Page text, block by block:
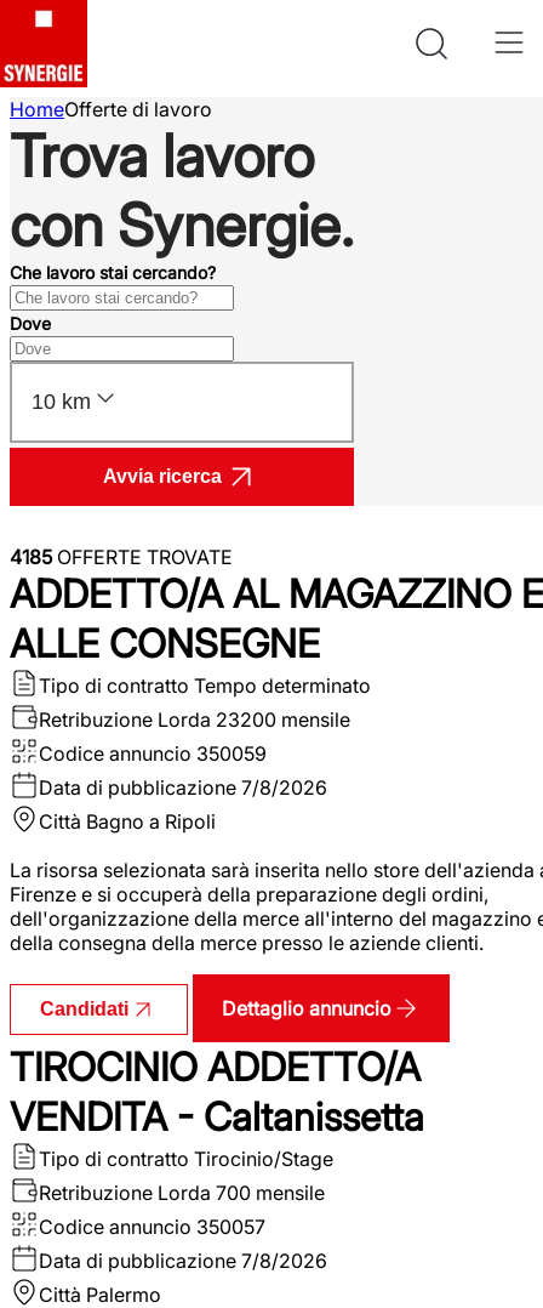
HomeOfferte di lavoro
Trova lavoro
con Synergie.
Che lavoro stai cercando?
Dove
10 km
Avvia ricerca
4185OFFERTE TROVATE
ADDETTO/A AL MAGAZZINO E
ALLE CONSEGNE
Tipo di contratto Tempo determinato
Retribuzione Lorda 23200 mensile
Codice annuncio 350059
Data di pubblicazione 7/8/2026
Città Bagno a Ripoli
La risorsa selezionata sarà inserita nello store dell'azienda
Firenze e si occuperà della preparazione degli ordini,
dell'organizzazione della merce all'interno del magazzino
della consegna della merce presso le aziende clienti.
Candidati Dettaglio annuncio
TIROCINIO ADDETTO/A
VENDITA - Caltanissetta
Tipo di contratto Tirocinio/Stage
Retribuzione Lorda 700 mensile
Codice annuncio 350057
Data di pubblicazione 7/8/2026
Città Palermo